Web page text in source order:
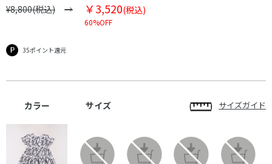
¥8,800(税込) ￥3,520(税込)
60%OFF
35ポイント還元
カラー サイズ サイズガイド